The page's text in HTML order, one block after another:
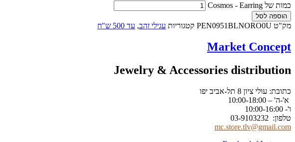
כמות של Cosmos - Earring
הוספה לסל
מק"ט PEN0951BLNORO0U קטגוריות עגילי זהב, עד 500 ש"ח
Market Concept
Jewelry & Accessories distribution
כתובת: עולי ציון 8 תל-אביב יפו
א'-ה' – 10:00-18:00
ו'- 10:00-16:00
טלפון: 03-9103232
mc.store.tlv@gmail.com